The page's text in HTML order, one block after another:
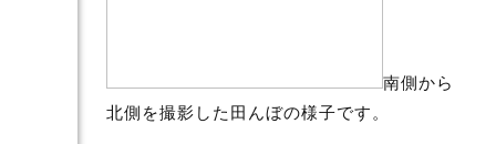
南側から
北側を撮影した田んぼの様子です。